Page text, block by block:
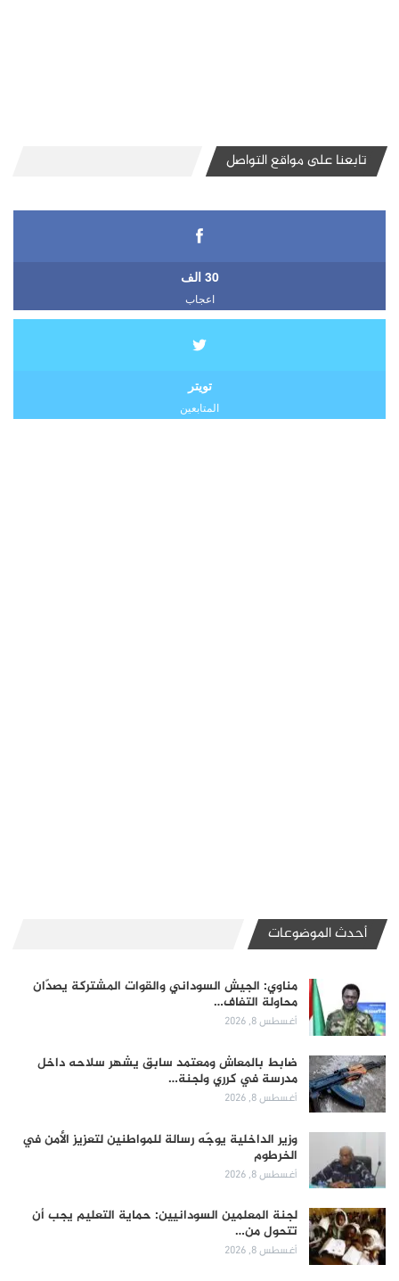
تابعنا على مواقع التواصل
30 الف
اعجاب
تويتر
المتابعين
أحدث الموضوعات
مناوي: الجيش السوداني والقوات المشتركة يصدّان
محاولة التفاف…
أغسطس 8, 2026
ضابط بالمعاش ومعتمد سابق يشهر سلاحه داخل
مدرسة في كرري ولجنة…
أغسطس 8, 2026
وزير الداخلية يوجّه رسالة للمواطنين لتعزيز الأمن في
الخرطوم
أغسطس 8, 2026
لجنة المعلمين السودانيين: حماية التعليم يجب أن
تتحول من…
أغسطس 8, 2026